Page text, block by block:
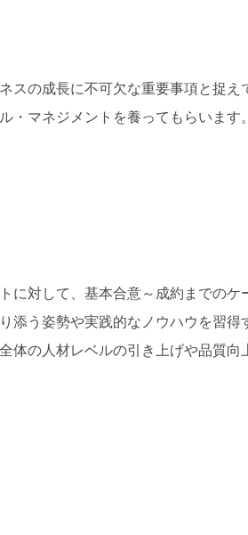
スの成長に不可欠な重要事項と捉え
マネジメントを養ってもらいます。
に対して、基本合意～成約までのケ
添う姿勢や実践的なノウハウを習得
体の人材レベルの引き上げや品質向